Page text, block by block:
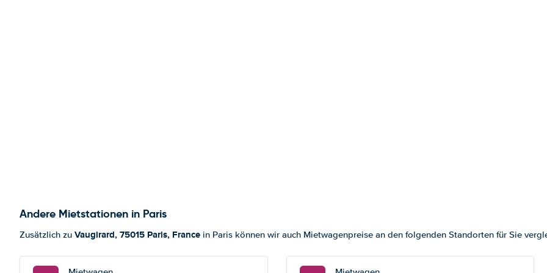
Andere Mietstationen in Paris
Zusätzlich zu Vaugirard, 75015 Paris, France in Paris können wir auch Mietwagenpreise an den folgenden Standorten für Sie